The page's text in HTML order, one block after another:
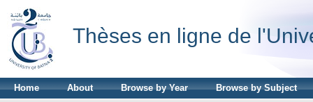
Thèses en ligne de
Home About Browse by Year Browse by Subject